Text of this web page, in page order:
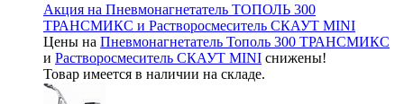
Акция на Пневмонагнетатель ТОПОЛЬ 300
ТРАНСМИКС и Растворосмеситель СКАУТ MINI
Цены на Пневмонагнетатель Тополь 300 ТРАНСМИКС
и Растворосмеситель СКАУТ MINI снижены!
Товар имеется в наличии на складе.